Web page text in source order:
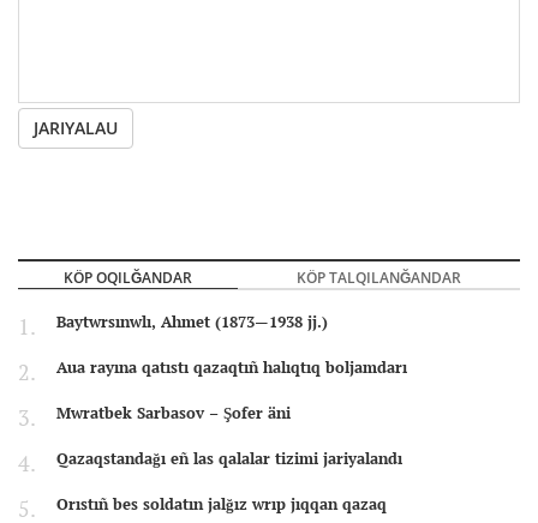
JARIYALAU
KÖP OQILĞANDAR KÖP TALQILANĞANDAR
Baytwrsınwlı, Ahmet (1873—1938 jj.)
Aua rayına qatıstı qazaqtıñ halıqtıq boljamdarı
Mwratbek Sarbasov – Şofer äni
Qazaqstandağı eñ las qalalar tizimi jariyalandı
Orıstıñ bes soldatın jalğız wrıp jıqqan qazaq